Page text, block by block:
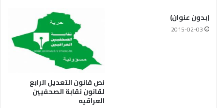
(بدون عنوان)
2015-02-03
نص قانون التعديل الرابع
لقانون نقابة الصحفيين
العراقيه